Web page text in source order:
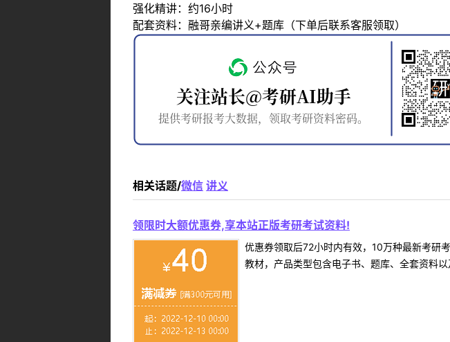
强化精讲：约16小时
配套资料：融哥亲编讲义+题库（下单后联系客服领取）
相关话题/微信 讲义
领限时大额优惠券,享本站正版考研考试资料!
优惠券领取后72小时内有效，10万种最新考研
教材，产品类型包含电子书、题库、全套资料